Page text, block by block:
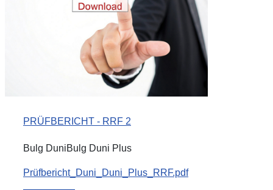
PRÜFBERICHT - RRF 2
Bulg DuniBulg Duni Plus
Prüfbericht_Duni_Duni_Plus_RRF.pdf